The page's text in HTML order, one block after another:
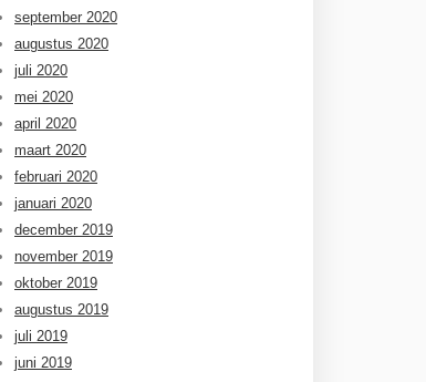
september 2020
augustus 2020
juli 2020
mei 2020
april 2020
maart 2020
februari 2020
januari 2020
december 2019
november 2019
oktober 2019
augustus 2019
juli 2019
juni 2019